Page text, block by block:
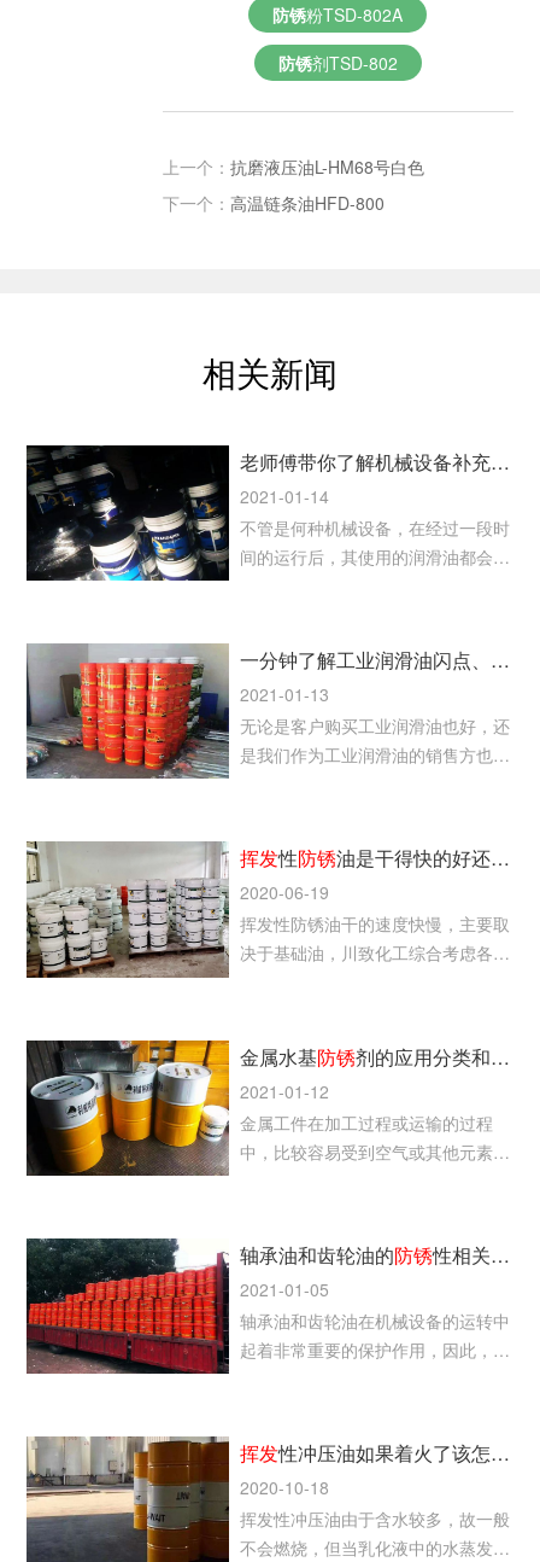
防锈粉TSD-802A
防锈剂TSD-802
上一个：抗磨液压油L-HM68号白色
下一个：高温链条油HFD-800
相关新闻
老师傅带你了解机械设备补充和更换润滑油的注意事项
2021-01-14
不管是何种机械设备，在经过一段时
间的运行后，其使用的润滑油都会存
一分钟了解工业润滑油闪点、倾点和粘度指数等的基本定义
2021-01-13
无论是客户购买工业润滑油也好，还
是我们作为工业润滑油的销售方也
的甚至引发机械设备故障、停车等问
题。
挥发性防锈油是干得快的好还是干的慢一点的好？
2020-06-19
挥发性防锈油干的速度快慢，主要取
决于基础油，川致化工综合考虑各项
好，防锈性好，防锈期至少可达半
年。
金属水基防锈剂的应用分类和基本概述
2021-01-12
金属工件在加工过程或运输的过程
中，比较容易受到空气或其他元素的
锈或腐蚀。
轴承油和齿轮油的防锈性相关介绍
2021-01-05
轴承油和齿轮油在机械设备的运转中
起着非常重要的保护作用，因此，这
时要特别注重其防锈性能和机加工稳
定性。
挥发性冲压油如果着火了该怎么灭火
2020-10-18
挥发性冲压油由于含水较多，故一般
不会燃烧，但当乳化液中的水蒸发后